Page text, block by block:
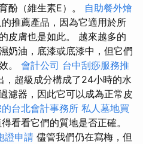
酚（維生素E）。 自助餐外燴
推薦產品，因為它適用於所
皮膚也是如此。 越來越多的
奶油，底漆或底漆中，但它們
。 會計公司 台中刮痧服務推
，超級成分構成了24小時的水
濾器，因此它可以成為正常皮
台北會計事務所 私人墓地買
看看它們的質地是否正確。
證申請 儘管我們仍在寫梅，但